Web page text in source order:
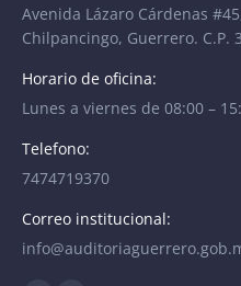
Avenida Lázaro Cárdenas
Chilpancingo, Guerrero. C.P.
Horario de oficina:
Lunes a viernes de 08:00 –
Telefono:
7474719370
Correo institucional: